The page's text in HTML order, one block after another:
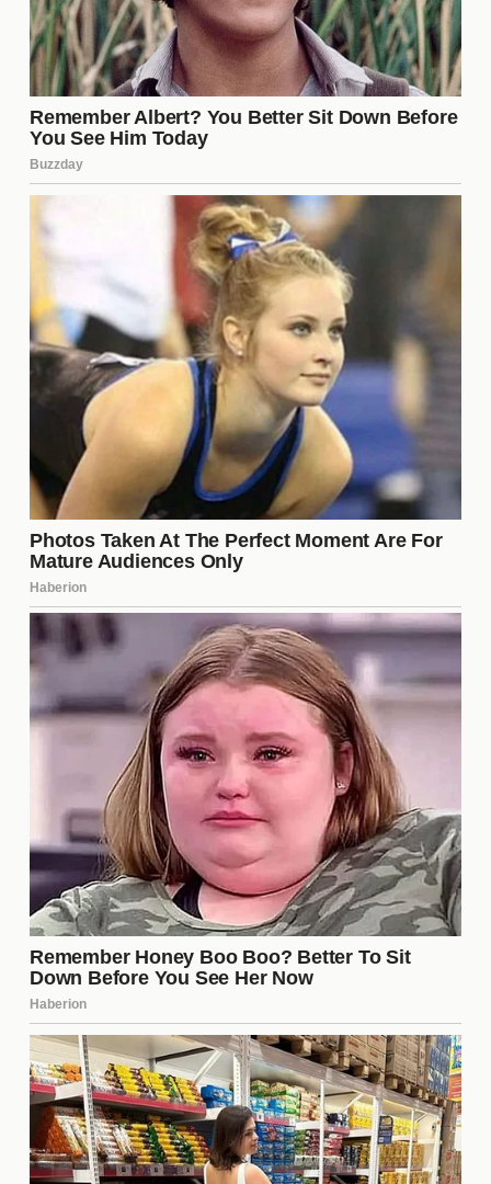
bekleniyor. İzleyicilerin sabırsızlıkla beklediği bu
tarih, sosyal medya üzerinden duyurulacak.
Dizinin konusu nedir?
Yalan, karmaşık ilişkiler ve
sunuyor. Dizi, karakterlerin geçmişleriyle
yüzleşmelerini ve birbirleriyle olan etkileşimlerini
keşfederken, izleyicilere duygusal bir yolculuk
yaşatmayı amaçlıyor. Her bölümde, karakterlerin
içsel çatışmaları ve dış dünyayla olan mücadeleleri
ön plana çıkacak.
Kimler dizinin kadrosunda yer
alıyor?
Dizinin kadrosunda tanınmış ve yetenekli oyuncular
yer alıyor. Başrollerde, daha önceki projeleriyle
dikkat çeken isimler bulunuyor. Bu oyuncular,
karakterlerine hayat vererek hikayenin derinliğini
artıracak. Ayrıca, dizinin yapımcıları, yeni
yeteneklere de fırsat tanımayı hedefliyor.
Dizi hangi kanalda
yayınlanacak?
Yalan dizisi, popüler bir televizyon kanalında
yayınlanacak. Bu kanal, izleyicilere kaliteli içerikler
sunma konusunda kendini kanıtlamış bir platformdur.
Dizi, izleyicilere her hafta yeni bölümlerle buluşacak
ve geniş bir kitleye ulaşmayı hedefliyor.